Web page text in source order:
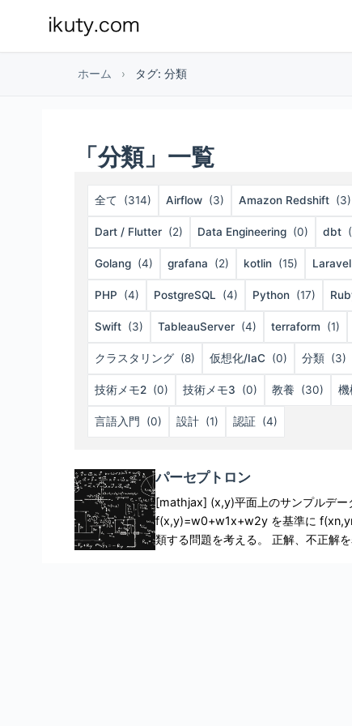
ホーム › タグ: 分類
「分類」一覧
全て (314) Airflow (3) Amazon Redshift (3)
Dart / Flutter (2) Data Engineering (0) dbt
Golang (4) grafana (2) kotlin (15) Laravel
PHP (4) PostgreSQL (4) Python (17)
Swift (3) TableauServer (4) terraform (1)
クラスタリング (8) 仮想化/IaC (0) 分類 (3)
技術メモ2 (0) 技術メモ3 (0) 教養 (30) 機
言語入門 (0) 設計 (1) 認証 (4)
パーセプトロン
[mathjax] (x,y)平面上のサンプルデ
f(x,y)=w0+w1x+w2y を基準に
類する問題を考える。 正解、不正解